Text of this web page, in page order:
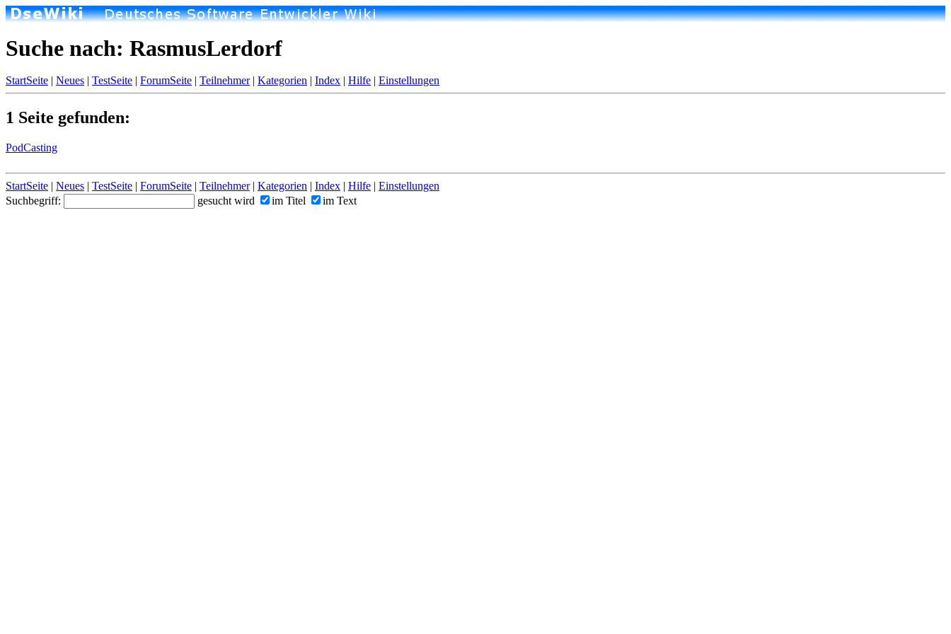
Suche nach: RasmusLerdorf
StartSeite | Neues | TestSeite | ForumSeite | Teilnehmer| Kategorien | Index | Hilfe | Einstellungen
1 Seite gefunden:
PodCasting
StartSeite | Neues | TestSeite | ForumSeite | Teilnehmer| Kategorien | Index | Hilfe | Einstellungen
Suchbegriff:
gesucht wird im Titel im Text